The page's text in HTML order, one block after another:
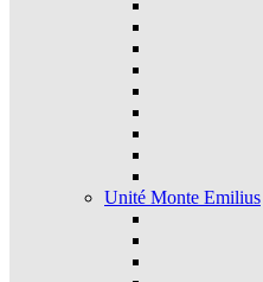
Unité Monte Emilius